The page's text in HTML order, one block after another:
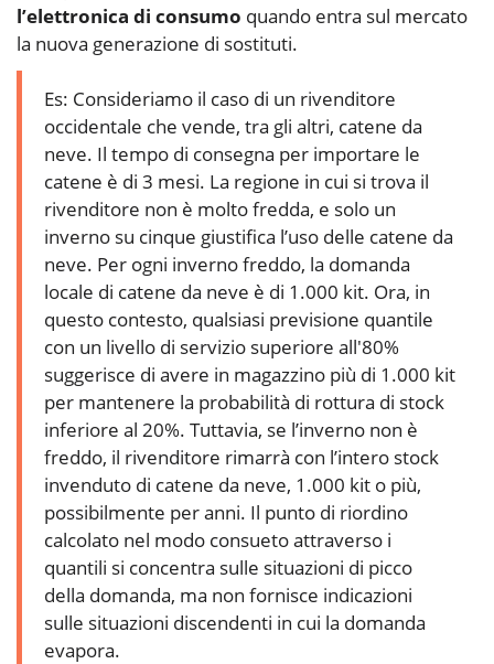
l’elettronica di consumo quando entra sul mercato
la nuova generazione di sostituti.
Es: Consideriamo il caso di un rivenditore
occidentale che vende, tra gli altri, catene da
neve. Il tempo di consegna per importare le
catene è di 3 mesi. La regione in cui si trova il
rivenditore non è molto fredda, e solo un
inverno su cinque giustifica l’uso delle catene da
neve. Per ogni inverno freddo, la domanda
locale di catene da neve è di 1.000 kit. Ora, in
questo contesto, qualsiasi previsione quantile
con un livello di servizio superiore all'80%
suggerisce di avere in magazzino più di 1.000 kit
per mantenere la probabilità di rottura di stock
inferiore al 20%. Tuttavia, se l’inverno non è
freddo, il rivenditore rimarrà con l’intero stock
invenduto di catene da neve, 1.000 kit o più,
possibilmente per anni. Il punto di riordino
calcolato nel modo consueto attraverso i
quantili si concentra sulle situazioni di picco
della domanda, ma non fornisce indicazioni
sulle situazioni discendenti in cui la domanda
evapora.